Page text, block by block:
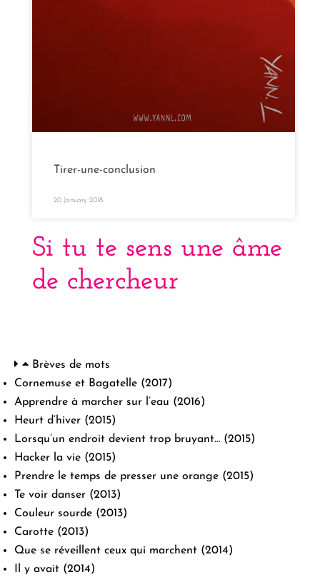
Tirer-une-conclusion
20 January 2018
Si tu te sens une âme
de chercheur
Brèves de mots
Cornemuse et Bagatelle (2017)
Apprendre à marcher sur l’eau (2016)
Heurt d’hiver (2015)
Lorsqu’un endroit devient trop bruyant… (2015)
Hacker la vie (2015)
Prendre le temps de presser une orange (2015)
Te voir danser (2013)
Couleur sourde (2013)
Carotte (2013)
Que se réveillent ceux qui marchent (2014)
Il y avait (2014)